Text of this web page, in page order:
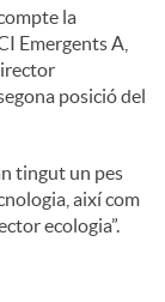
la
Emergents A,
posició del
tingut un pes
així com
ecologia”.